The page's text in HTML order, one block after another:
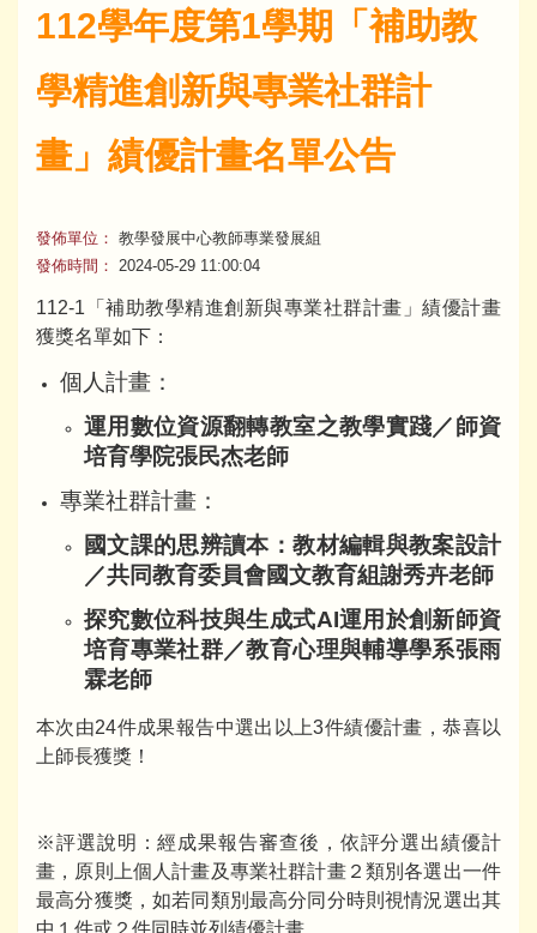
112學年度第1學期「補助教
學精進創新與專業社群計
畫」績優計畫名單公告
發佈單位： 教學發展中心教師專業發展組
發佈時間：
2024-05-29 11:00:04
112-1「補助教學精進創新與專業社群計畫」績優計畫
獲獎名單如下：
個人計畫：
運用數位資源翻轉教室之教學實踐／師資
培育學院張民杰老師
專業社群計畫：
國文課的思辨讀本：教材編輯與教案設計
／共同教育委員會國文教育組謝秀卉老師
探究數位科技與生成式AI運用於創新師資
培育專業社群／教育心理與輔導學系張雨
霖老師
本次由24件成果報告中選出以上3件績優計畫，恭喜以
上師長獲獎！
※評選說明：經成果報告審查後，依評分選出績優計
畫，原則上個人計畫及專業社群計畫２類別各選出一件
最高分獲獎，如若同類別最高分同分時則視情況選出其
中１件或２件同時並列績優計畫。